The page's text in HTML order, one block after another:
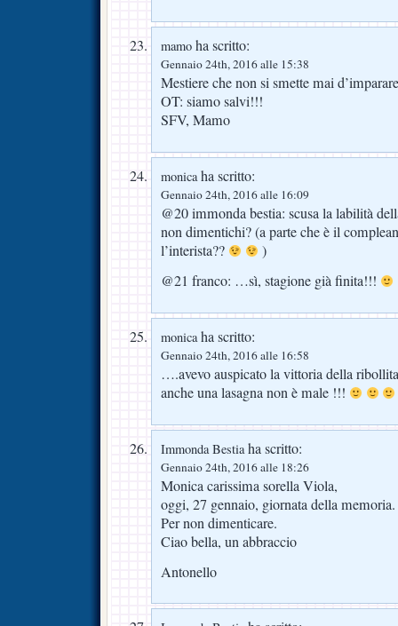
mamo ha scritto:
Gennaio 24th, 2016 alle 15:38
Mestiere che non si smette mai
OT: siamo salvi!!!
SFV, Mamo
monicaha scritto:
Gennaio 24th, 2016 alle 16:09
@20 immonda bestia: scusa la labilità
non dimentichi? (a parte che è il
l’interista??
)
@21 franco: …sì, stagione già finita!!!
monicaha scritto:
Gennaio 24th, 2016 alle 16:58
….avevo auspicato la vittoria della
anche una lasagna non è male !!!
Immonda Bestiaha scritto:
Gennaio 24th, 2016 alle 18:26
Monica carissima sorella Viola,
oggi, 27 gennaio, giornata della memoria.
Per non dimenticare.
Ciao bella, un abbraccio
Antonello